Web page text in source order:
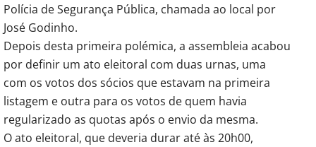
Polícia de Segurança Pública, chamada ao local por
José Godinho.
Depois desta primeira polémica, a assembleia acabou
por definir um ato eleitoral com duas urnas, uma
com os votos dos sócios que estavam na primeira
listagem e outra para os votos de quem havia
regularizado as quotas após o envio da mesma.
O ato eleitoral, que deveria durar até às 20h00,